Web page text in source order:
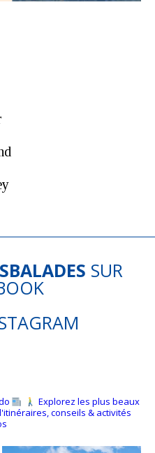
SUR
Explorez les plus beaux
conseils & activités